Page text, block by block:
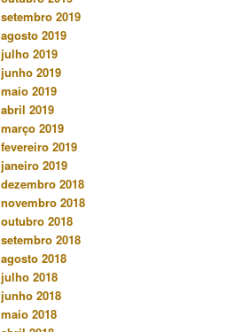
setembro 2019
agosto 2019
julho 2019
junho 2019
maio 2019
abril 2019
março 2019
fevereiro 2019
janeiro 2019
dezembro 2018
novembro 2018
outubro 2018
setembro 2018
agosto 2018
julho 2018
junho 2018
maio 2018